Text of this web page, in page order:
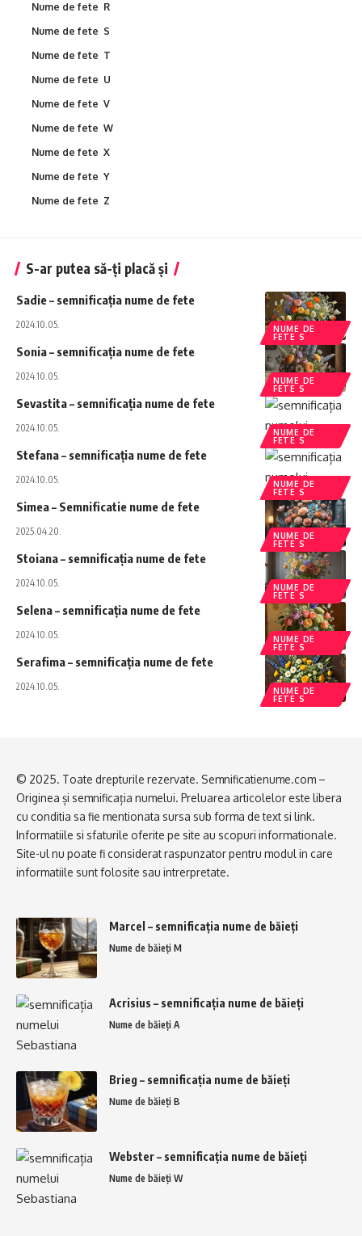
Nume de fete R
Nume de fete S
Nume de fete T
Nume de fete U
Nume de fete V
Nume de fete W
Nume de fete X
Nume de fete Y
Nume de fete Z
S-ar putea să-ți placă și
NUME DE
FETE S
Sadie – semnificația nume de fete
2024.10.05.
NUME DE
FETE S
Sonia – semnificația nume de fete
2024.10.05.
NUME DE
FETE S
Sevastita – semnificația nume de fete
2024.10.05.
NUME DE
FETE S
Stefana – semnificația nume de fete
2024.10.05.
NUME DE
FETE S
Simea – Semnificatie nume de fete
2025.04.20.
NUME DE
FETE S
Stoiana – semnificația nume de fete
2024.10.05.
NUME DE
FETE S
Selena – semnificația nume de fete
2024.10.05.
NUME DE
FETE S
Serafima – semnificația nume de fete
2024.10.05.
© 2025. Toate drepturile rezervate. Semnificatienume.com –
Originea și semnificația numelui. Preluarea articolelor este libera
cu conditia sa fie mentionata sursa sub forma de text si link.
Informatiile si sfaturile oferite pe site au scopuri informationale.
Site-ul nu poate fi considerat raspunzator pentru modul in care
informatiile sunt folosite sau intrerpretate.
Marcel – semnificația nume de băieți
Nume de băieți M
Acrisius – semnificația nume de băieți
Nume de băieți A
Brieg – semnificația nume de băieți
Nume de băieți B
Webster – semnificația nume de băieți
Nume de băieți W